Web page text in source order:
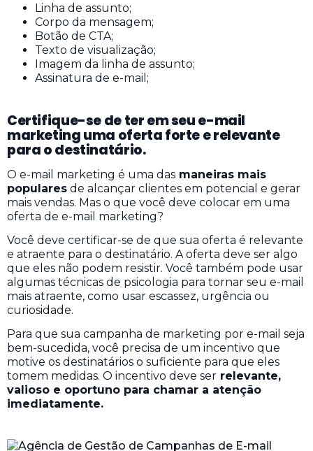
Linha de assunto;
Corpo da mensagem;
Botão de CTA;
Texto de visualização;
Imagem da linha de assunto;
Assinatura de e-mail;
Certifique-se de ter em seu e-mail
marketing uma oferta forte e relevante
para o destinatário.
O e-mail marketing é uma das maneiras mais
populares de alcançar clientes em potencial e gerar
mais vendas. Mas o que você deve colocar em uma
oferta de e-mail marketing?
Você deve certificar-se de que sua oferta é relevante
e atraente para o destinatário. A oferta deve ser algo
que eles não podem resistir. Você também pode usar
algumas técnicas de psicologia para tornar seu e-mail
mais atraente, como usar escassez, urgência ou
curiosidade.
Para que sua campanha de marketing por e-mail seja
bem-sucedida, você precisa de um incentivo que
motive os destinatários o suficiente para que eles
tomem medidas. O incentivo deve ser relevante,
valioso e oportuno para chamar a atenção
imediatamente.